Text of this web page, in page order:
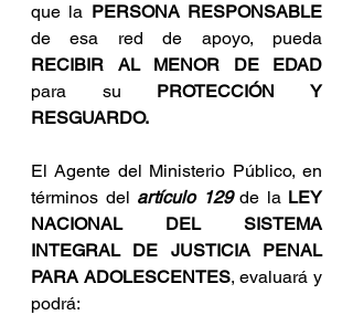
que la
para su PROTECCIÓN Y
RESGUARDO.
El Agente del Ministerio Público, en
términos del artículo 129 de la LEY
NACIONAL DEL SISTEMA
INTEGRAL DE JUSTICIA PENAL
PARA ADOLESCENTES, evaluará y
podrá: